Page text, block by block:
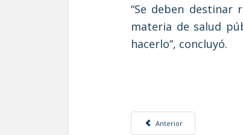
“Se deben destinar
materia de salud
hacerlo”, concluyó.
Artículo anterior: IMPULSA LA
Anterior